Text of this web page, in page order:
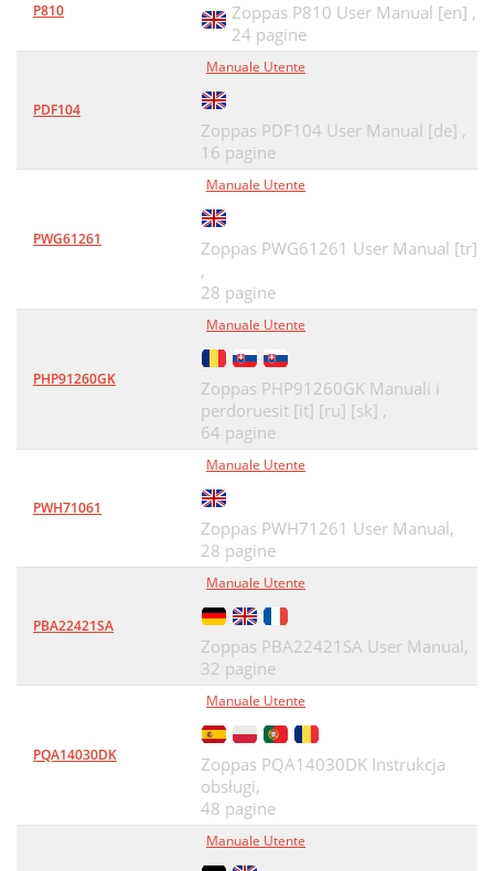
P810
Zoppas P810 User Manual [en] ,
24 pagine
PDF104
Manuale Utente
Zoppas PDF104 User Manual [de] ,
16 pagine
PWG61261
Manuale Utente
Zoppas PWG61261 User Manual [tr]
,
28 pagine
PHP91260GK
Manuale Utente
Zoppas PHP91260GK Manuali i
perdoruesit [it] [ru] [sk] ,
64 pagine
PWH71061
Manuale Utente
Zoppas PWH71261 User Manual,
28 pagine
PBA22421SA
Manuale Utente
Zoppas PBA22421SA User Manual,
32 pagine
PQA14030DK
Manuale Utente
Zoppas PQA14030DK Instrukcja
obsługi,
48 pagine
Manuale Utente